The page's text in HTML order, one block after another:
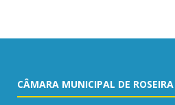
CÂMARA MUNICIPAL DE ROSEIRA